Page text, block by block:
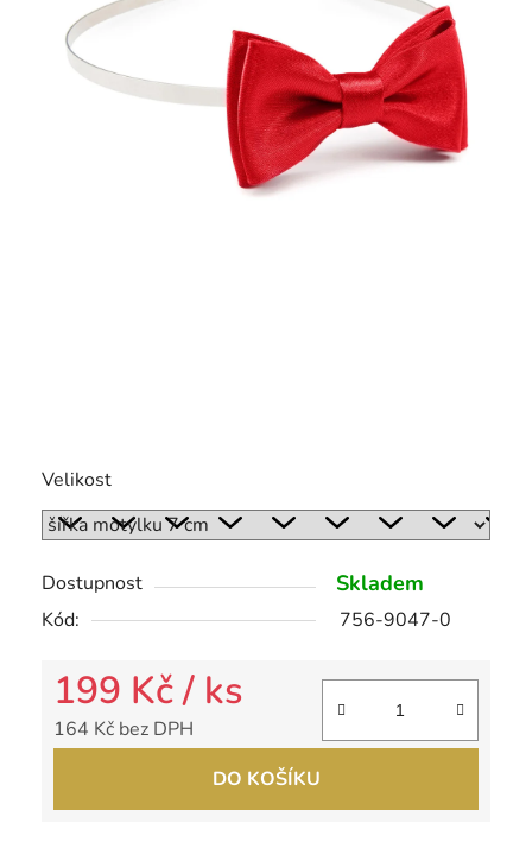
Velikost
Dostupnost Skladem
Kód: 756-9047-0
199 Kč/ ks
164 Kč bez DPH
DO KOŠÍKU